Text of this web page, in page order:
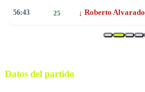
56:43 25 ↓ Roberto Alvarado
Datos del partido